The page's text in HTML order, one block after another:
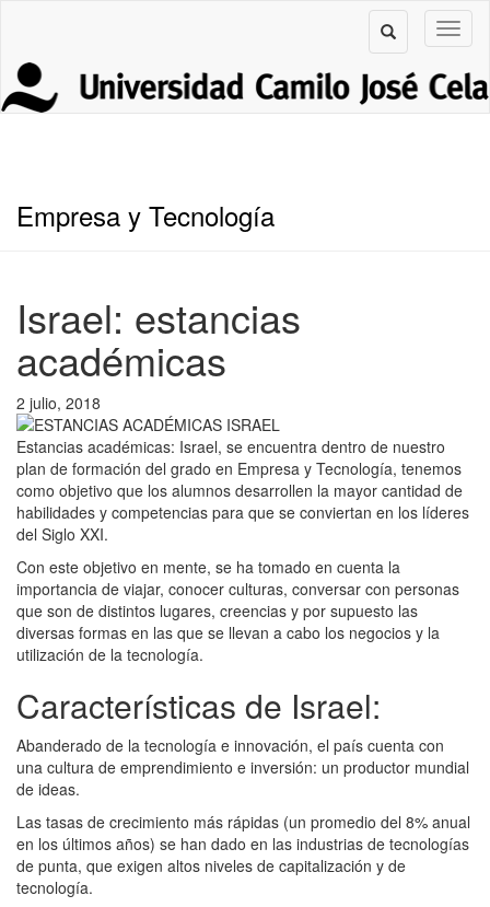
Empresa y Tecnología
Israel: estancias
académicas
2 julio, 2018
Estancias académicas: Israel, se encuentra dentro de nuestro
plan de formación del grado en Empresa y Tecnología, tenemos
como objetivo que los alumnos desarrollen la mayor cantidad de
habilidades y competencias para que se conviertan en los líderes
del Siglo XXI.
Con este objetivo en mente, se ha tomado en cuenta la
importancia de viajar, conocer culturas, conversar con personas
que son de distintos lugares, creencias y por supuesto las
diversas formas en las que se llevan a cabo los negocios y la
utilización de la tecnología.
Características de Israel:
Abanderado de la tecnología e innovación, el país cuenta con
una cultura de emprendimiento e inversión: un productor mundial
de ideas.
Las tasas de crecimiento más rápidas (un promedio del 8% anual
en los últimos años) se han dado en las industrias de tecnologías
de punta, que exigen altos niveles de capitalización y de
tecnología.